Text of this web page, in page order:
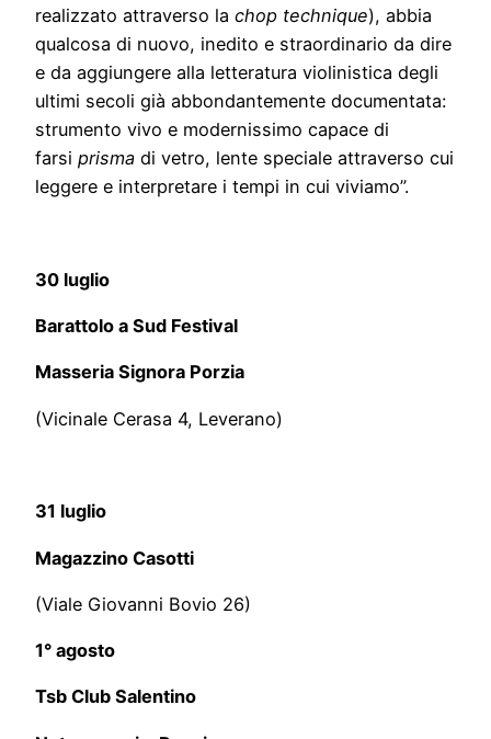
realizzato attraverso la chop technique), abbia
qualcosa di nuovo, inedito e straordinario da dire
e da aggiungere alla letteratura violinistica degli
ultimi secoli già abbondantemente documentata:
strumento vivo e modernissimo capace di
farsi prisma di vetro, lente speciale attraverso cui
leggere e interpretare i tempi in cui viviamo”.
30 luglio
Barattolo a Sud Festival
Masseria Signora Porzia
(Vicinale Cerasa 4, Leverano)
31 luglio
Magazzino Casotti
(Viale Giovanni Bovio 26)
1° agosto
Tsb Club Salentino